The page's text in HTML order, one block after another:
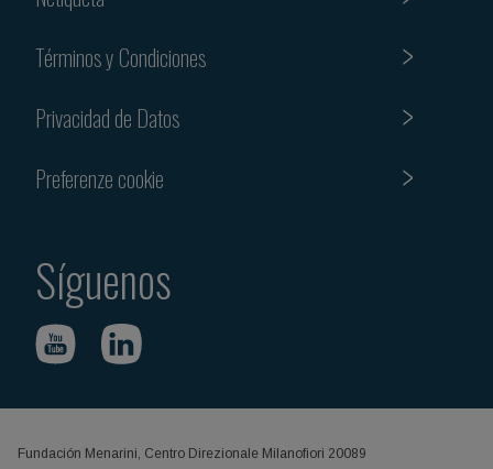
Términos y Condiciones
Privacidad de Datos
Preferenze cookie
Síguenos
Fundación Menarini, Centro Direzionale Milanofiori 20089